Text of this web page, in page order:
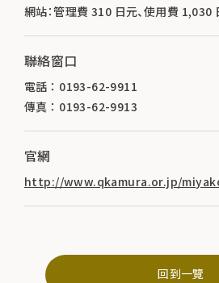
網站：管理費 310 日元、使用費 1,030
聯絡窗口
電話 ： 0193-62-9911
傳真 ： 0193-62-9913
官網
http://www.qkamura.or.jp/
回到一覽